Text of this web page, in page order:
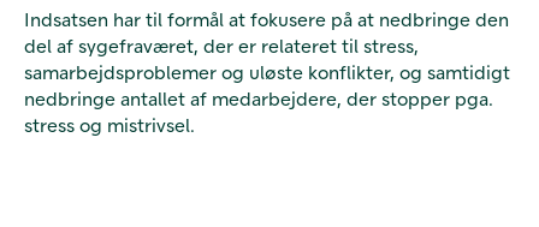
Indsatsen har til formål at fokusere på at nedbringe den
del af sygefraværet, der er relateret til stress,
samarbejdsproblemer og uløste konflikter, og samtidigt
nedbringe antallet af medarbejdere, der stopper pga.
stress og mistrivsel.